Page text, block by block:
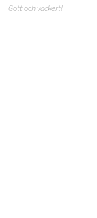
Gott och vackert!